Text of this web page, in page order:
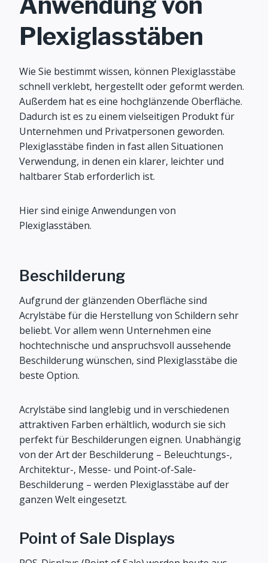
Plexiglasstäben
Wie Sie bestimmt wissen, können Plexiglasstäbe
schnell verklebt, hergestellt oder geformt werden.
Außerdem hat es eine hochglänzende Oberfläche.
Dadurch ist es zu einem vielseitigen Produkt für
Unternehmen und Privatpersonen geworden.
Plexiglasstäbe finden in fast allen Situationen
Verwendung, in denen ein klarer, leichter und
haltbarer Stab erforderlich ist.
Hier sind einige Anwendungen von
Plexiglasstäben.
Beschilderung
Aufgrund der glänzenden Oberfläche sind
Acrylstäbe für die Herstellung von Schildern sehr
beliebt. Vor allem wenn Unternehmen eine
hochtechnische und anspruchsvoll aussehende
Beschilderung wünschen, sind Plexiglasstäbe die
beste Option.
Acrylstäbe sind langlebig und in verschiedenen
attraktiven Farben erhältlich, wodurch sie sich
perfekt für Beschilderungen eignen. Unabhängig
von der Art der Beschilderung – Beleuchtungs-,
Architektur-, Messe- und Point-of-Sale-
Beschilderung – werden Plexiglasstäbe auf der
ganzen Welt eingesetzt.
Point of Sale Displays